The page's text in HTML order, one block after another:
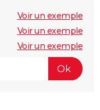
Voir un exemple
Voir un exemple
Voir un exemple